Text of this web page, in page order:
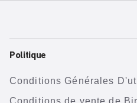
Politique
Conditions Générales
Conditions de vente de